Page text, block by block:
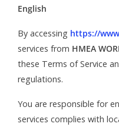
English
By accessing https://
services from HMEA
these Terms of Service
regulations.
You are responsible for
services complies with